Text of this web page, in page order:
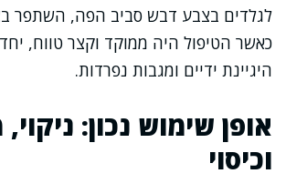
לגלדים בצבע דבש סביב הפה, השתפר
כאשר הטיפול היה ממוקד וקצר טווח,
היגיינת ידיים ומגבות נפרדות.
אופן שימוש נכון:
וכיסוי